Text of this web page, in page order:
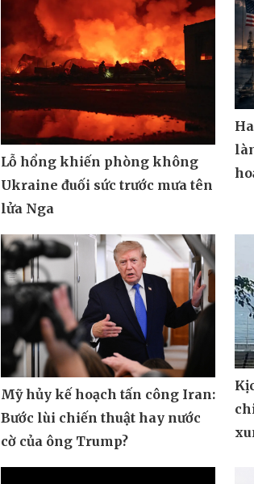
Lỗ hổng khiến phòng không
Ukraine đuối sức trước mưa tên
lửa Nga
Mỹ hủy kế hoạch tấn công Iran:
Bước lùi chiến thuật hay nước
cờ của ông Trump?